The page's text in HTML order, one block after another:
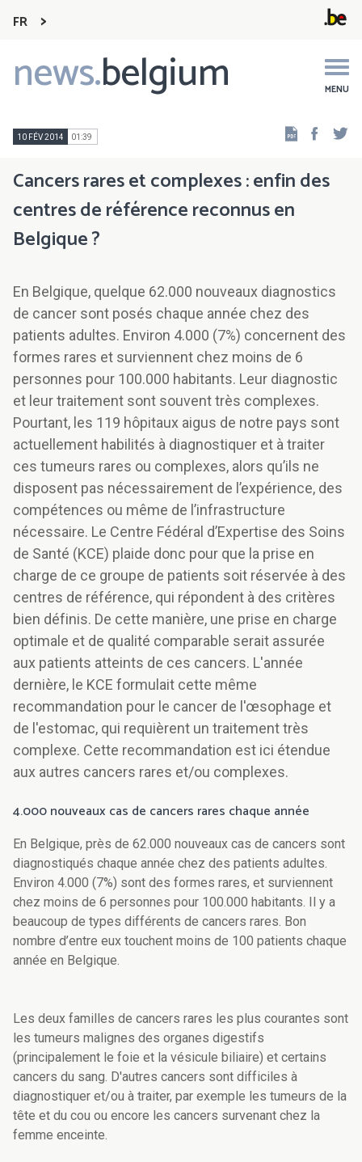
FR
news.belgium MENU
Main
navigation
10 FÉV 2014 01:39
Cancers rares et complexes : enfin des
centres de référence reconnus en
Belgique ?
En Belgique, quelque 62.000 nouveaux diagnostics
de cancer sont posés chaque année chez des
patients adultes. Environ 4.000 (7%) concernent des
formes rares et surviennent chez moins de 6
personnes pour 100.000 habitants. Leur diagnostic
et leur traitement sont souvent très complexes.
Pourtant, les 119 hôpitaux aigus de notre pays sont
actuellement habilités à diagnostiquer et à traiter
ces tumeurs rares ou complexes, alors qu’ils ne
disposent pas nécessairement de l’expérience, des
compétences ou même de l’infrastructure
nécessaire. Le Centre Fédéral d’Expertise des Soins
de Santé (KCE) plaide donc pour que la prise en
charge de ce groupe de patients soit réservée à des
centres de référence, qui répondent à des critères
bien définis. De cette manière, une prise en charge
optimale et de qualité comparable serait assurée
aux patients atteints de ces cancers. L'année
dernière, le KCE formulait cette même
recommandation pour le cancer de l'œsophage et
de l'estomac, qui requièrent un traitement très
complexe. Cette recommandation est ici étendue
aux autres cancers rares et/ou complexes.
4.000 nouveaux cas de cancers rares chaque année
En Belgique, près de 62.000 nouveaux cas de cancers sont
diagnostiqués chaque année chez des patients adultes.
Environ 4.000 (7%) sont des formes rares, et surviennent
chez moins de 6 personnes pour 100.000 habitants. Il y a
beaucoup de types différents de cancers rares. Bon
nombre d’entre eux touchent moins de 100 patients chaque
année en Belgique.
Les deux familles de cancers rares les plus courantes sont
les tumeurs malignes des organes digestifs
(principalement le foie et la vésicule biliaire) et certains
cancers du sang. D'autres cancers sont difficiles à
diagnostiquer et/ou à traiter, par exemple les tumeurs de la
tête et du cou ou encore les cancers survenant chez la
femme enceinte.